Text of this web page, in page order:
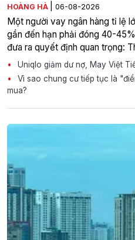
HOÀNG HÀ 06-08-2026
Một người vay ngân hàng tỉ lệ
gần đến hạn phải đóng 40-
đưa ra quyết định quan trọng:
Uniqlo giảm dư nợ, May Việt
Vì sao chung cư tiếp tục là
mua?